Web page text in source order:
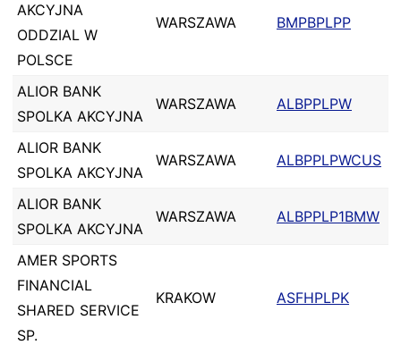
AKCYJNA
ODDZIAL W
POLSCE
WARSZAWA BMPBPLPP
ALIOR BANK
SPOLKA AKCYJNA
WARSZAWA ALBPPLPW
ALIOR BANK
SPOLKA AKCYJNA
WARSZAWA ALBPPLPWCUS
ALIOR BANK
SPOLKA AKCYJNA
WARSZAWA ALBPPLP1BMW
AMER SPORTS
FINANCIAL
SHARED SERVICE
SP.
KRAKOW ASFHPLPK